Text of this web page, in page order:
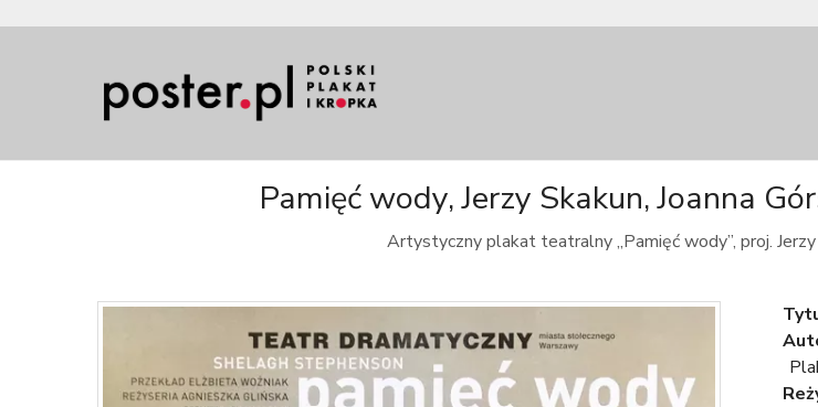
Pamięć wody, Jerzy Skakun, Joanna
Artystyczny plakat teatralny „Pamięć wody”, proj.